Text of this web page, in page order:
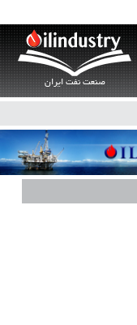
صنعت نفت ایران